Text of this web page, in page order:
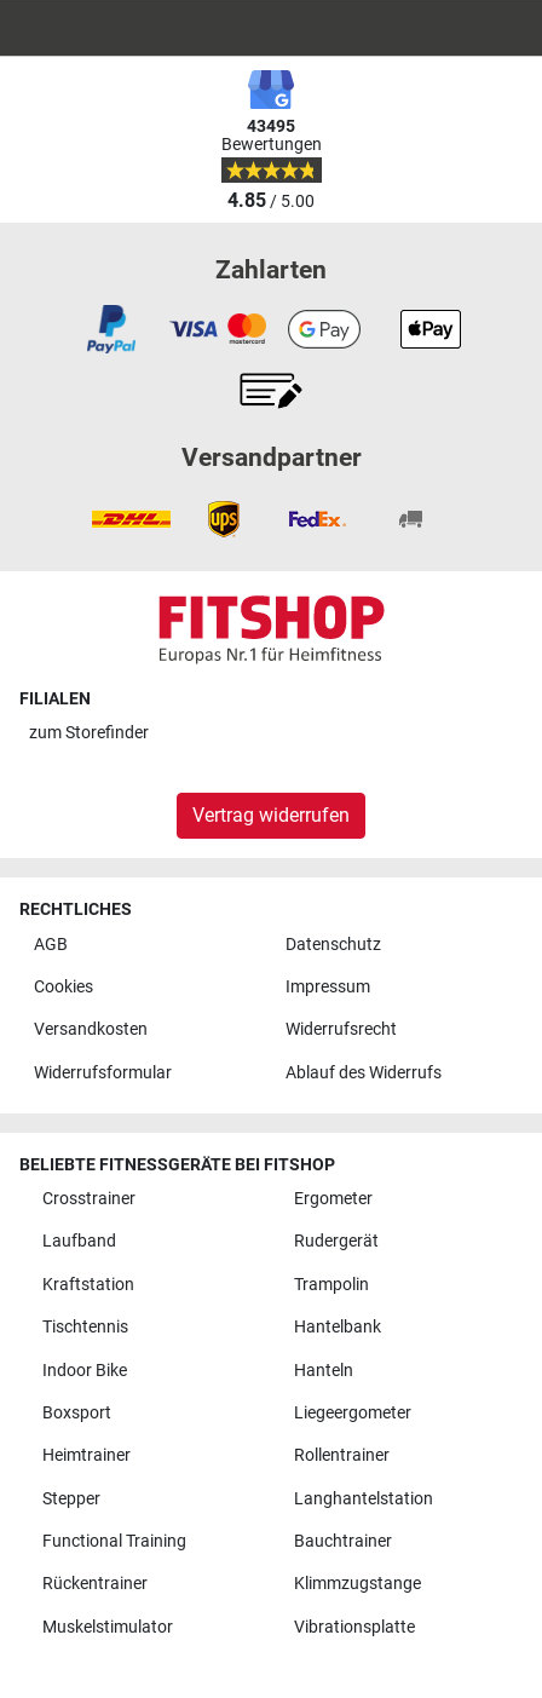
43495
Bewertungen
4.85/ 5.00
Zahlarten
Versandpartner
FILIALEN
zumStorefinder
Vertrag widerrufen
RECHTLICHES
AGB
Datenschutz
Cookies Impressum
Versandkosten Widerrufsrecht
Widerrufsformular Ablauf des Widerrufs
BELIEBTE FITNESSGERÄTE BEI FITSHOP
Crosstrainer
Ergometer
Laufband Rudergerät
Kraftstation Trampolin
Tischtennis Hantelbank
Indoor Bike Hanteln
Boxsport Liegeergometer
Heimtrainer Rollentrainer
Stepper Langhantelstation
Functional Training Bauchtrainer
Rückentrainer Klimmzugstange
Muskelstimulator Vibrationsplatte